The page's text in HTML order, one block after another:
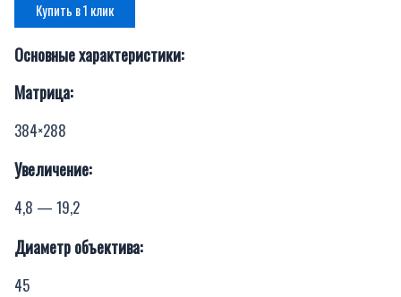
Купить в 1 клик
Основные характеристики:
Матрица:
384×288
Увеличение:
4,8 — 19,2
Диаметр объектива:
45